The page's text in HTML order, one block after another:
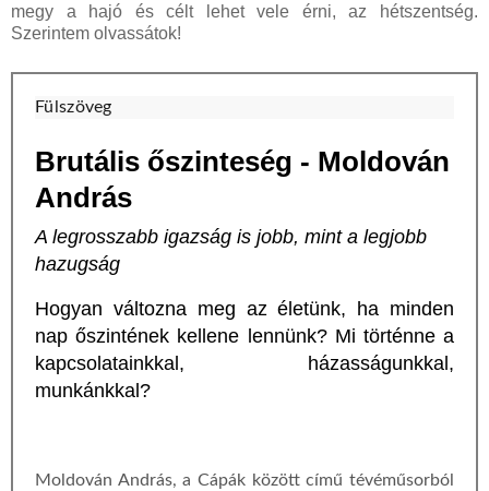
megy a hajó és célt lehet vele érni, az hétszentség.
Szerintem olvassátok!
Fülszöveg
Brutális őszinteség - Moldován
András
A legrosszabb igazság is jobb, mint a legjobb
hazugság
Hogyan változna meg az életünk, ha minden
nap őszintének kellene lennünk? Mi történne a
kapcsolatainkkal, házasságunkkal,
munkánkkal?
Moldován András, a Cápák között című tévéműsorból